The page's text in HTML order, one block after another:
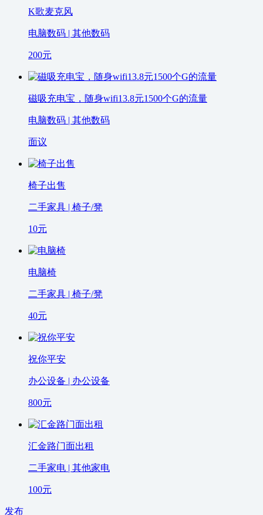
K歌麦克风
电脑数码 | 其他数码
200元
磁吸充电宝，随身wifi13.8元1500个G的流量
电脑数码 | 其他数码
面议
椅子出售
二手家具 | 椅子/凳
10元
电脑椅
二手家具 | 椅子/凳
40元
祝你平安
办公设备 | 办公设备
800元
汇金路门面出租
二手家电 | 其他家电
100元
发布